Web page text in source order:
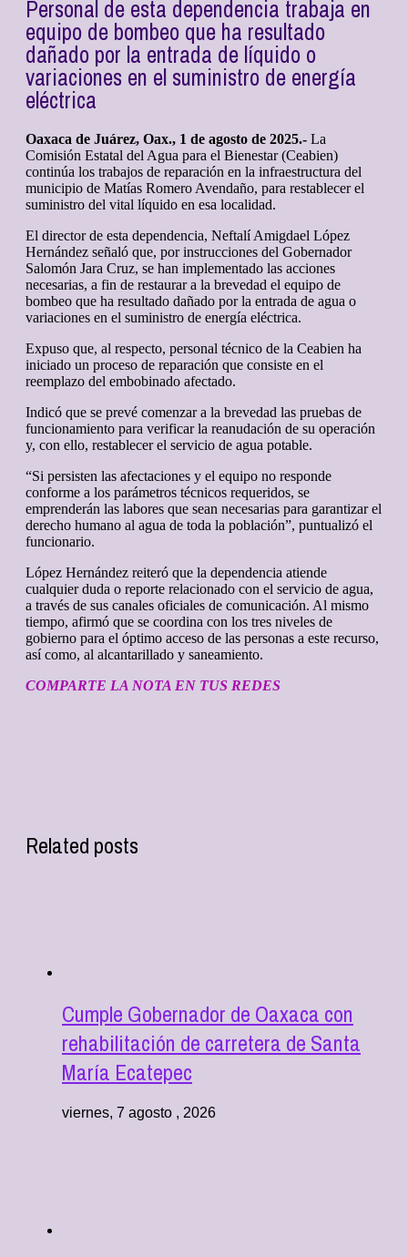
Personal de esta dependencia trabaja en
equipo de bombeo que ha resultado
dañado por la entrada de líquido o
variaciones en el suministro de energía
eléctrica
Oaxaca de Juárez, Oax., 1 de agosto de 2025.- La
Comisión Estatal del Agua para el Bienestar (Ceabien)
continúa los trabajos de reparación en la infraestructura del
municipio de Matías Romero Avendaño, para restablecer el
suministro del vital líquido en esa localidad.
El director de esta dependencia, Neftalí Amigdael López
Hernández señaló que, por instrucciones del Gobernador
Salomón Jara Cruz, se han implementado las acciones
necesarias, a fin de restaurar a la brevedad el equipo de
bombeo que ha resultado dañado por la entrada de agua o
variaciones en el suministro de energía eléctrica.
Expuso que, al respecto, personal técnico de la Ceabien ha
iniciado un proceso de reparación que consiste en el
reemplazo del embobinado afectado.
Indicó que se prevé comenzar a la brevedad las pruebas de
funcionamiento para verificar la reanudación de su operación
y, con ello, restablecer el servicio de agua potable.
“Si persisten las afectaciones y el equipo no responde
conforme a los parámetros técnicos requeridos, se
emprenderán las labores que sean necesarias para garantizar el
derecho humano al agua de toda la población”, puntualizó el
funcionario.
López Hernández reiteró que la dependencia atiende
cualquier duda o reporte relacionado con el servicio de agua,
a través de sus canales oficiales de comunicación. Al mismo
tiempo, afirmó que se coordina con los tres niveles de
gobierno para el óptimo acceso de las personas a este recurso,
así como, al alcantarillado y saneamiento.
COMPARTE LA NOTA EN TUS REDES
Related posts
Cumple Gobernador de Oaxaca con
rehabilitación de carretera de Santa
María Ecatepec
viernes, 7 agosto , 2026